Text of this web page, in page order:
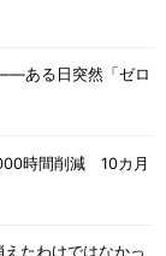
ある日突然「ゼロ
時間削減 10カ月
たわけではなかっ